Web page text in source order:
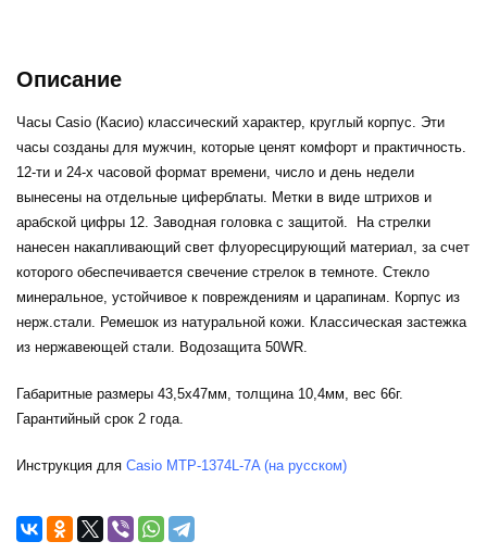
Описание
Часы Casio (Касио) классический характер, круглый корпус. Эти
часы созданы для мужчин, которые ценят комфорт и практичность.
12-ти и 24-х часовой формат времени, число и день недели
вынесены на отдельные циферблаты. Метки в виде штрихов и
арабской цифры 12. Заводная головка с защитой. На стрелки
нанесен накапливающий свет флуоресцирующий материал, за счет
которого обеспечивается свечение стрелок в темноте. Стекло
минеральное, устойчивое к повреждениям и царапинам. Корпус из
нерж.стали. Ремешок из натуральной кожи. Классическая застежка
из нержавеющей стали. Водозащита 50WR.
Габаритные размеры 43,5х47мм, толщина 10,4мм, вес 66г.
Гарантийный срок 2 года.
Инструкция для Casio MTP-1374L-7A (на русском)